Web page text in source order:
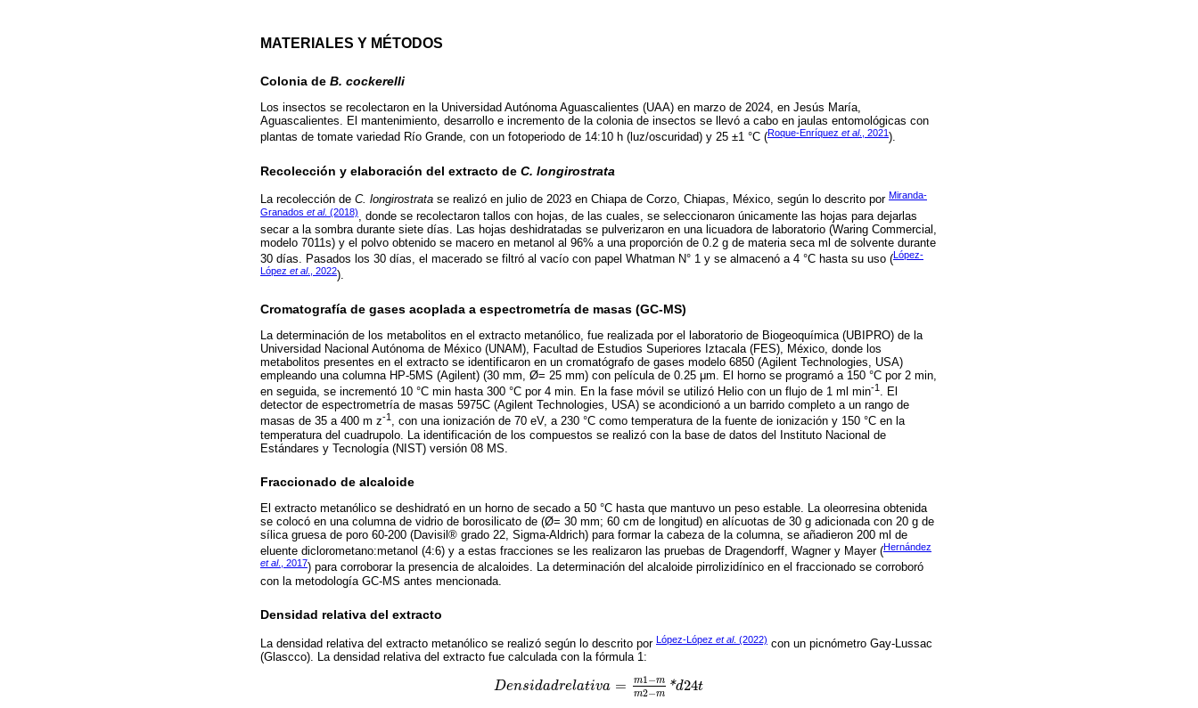
MATERIALES Y MÉTODOS
Colonia de B. cockerelli
Los insectos se recolectaron en la Universidad Autónoma Aguascalientes (UAA) en marzo de 2024, en Jesús María,
Aguascalientes. El mantenimiento, desarrollo e incremento de la colonia de insectos se llevó a cabo en jaulas entomológicas con
plantas de tomate variedad Río Grande, con un fotoperiodo de 14:10 h (luz/oscuridad) y 25 ±1 °C (Roque-Enríquez et al., 2021).
Recolección y elaboración del extracto de C. longirostrata
La recolección de C. longirostrata se realizó en julio de 2023 en Chiapa de Corzo, Chiapas, México, según lo descrito por Miranda-
Granados et al. (2018), donde se recolectaron tallos con hojas, de las cuales, se seleccionaron únicamente las hojas para dejarlas
secar a la sombra durante siete días. Las hojas deshidratadas se pulverizaron en una licuadora de laboratorio (Waring Commercial,
modelo 7011s) y el polvo obtenido se macero en metanol al 96% a una proporción de 0.2 g de materia seca ml de solvente durante
30 días. Pasados los 30 días, el macerado se filtró al vacío con papel Whatman N° 1 y se almacenó a 4 °C hasta su uso (López-
López et al., 2022).
Cromatografía de gases acoplada a espectrometría de masas (GC-MS)
La determinación de los metabolitos en el extracto metanólico, fue realizada por el laboratorio de Biogeoquímica (UBIPRO) de la
Universidad Nacional Autónoma de México (UNAM), Facultad de Estudios Superiores Iztacala (FES), México, donde los
metabolitos presentes en el extracto se identificaron en un cromatógrafo de gases modelo 6850 (Agilent Technologies, USA)
empleando una columna HP-5MS (Agilent) (30 mm, Ø= 25 mm) con película de 0.25 μm. El horno se programó a 150 °C por 2 min,
en seguida, se incrementó 10 °C min hasta 300 °C por 4 min. En la fase móvil se utilizó Helio con un flujo de 1 ml min-1 . El
detector de espectrometría de masas 5975C (Agilent Technologies, USA) se acondicionó a un barrido completo a un rango de
masas de 35 a 400 m z-1 , con una ionización de 70 eV, a 230 °C como temperatura de la fuente de ionización y 150 °C en la
temperatura del cuadrupolo. La identificación de los compuestos se realizó con la base de datos del Instituto Nacional de
Estándares y Tecnología (NIST) versión 08 MS.
Fraccionado de alcaloide
El extracto metanólico se deshidrató en un horno de secado a 50 °C hasta que mantuvo un peso estable. La oleorresina obtenida
se colocó en una columna de vidrio de borosilicato de (Ø= 30 mm; 60 cm de longitud) en alícuotas de 30 g adicionada con 20 g de
sílica gruesa de poro 60-200 (Davisil® grado 22, Sigma-Aldrich) para formar la cabeza de la columna, se añadieron 200 ml de
eluente diclorometano:metanol (4:6) y a estas fracciones se les realizaron las pruebas de Dragendorff, Wagner y Mayer (Hernández
et al., 2017) para corroborar la presencia de alcaloides. La determinación del alcaloide pirrolizidínico en el fraccionado se corroboró
con la metodología GC-MS antes mencionada.
Densidad relativa del extracto
La densidad relativa del extracto metanólico se realizó según lo descrito por López-López et al. (2022) con un picnómetro Gay-Lussac
(Glascco). La densidad relativa del extracto fue calculada con la fórmula 1:
Densidadrelativa = m1−m
m2−m
*d24t
Densidadrelativa=m1 -m m2-m* d24t